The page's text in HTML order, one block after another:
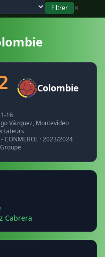
Filtrer
✕
Colombie
16
Vázquez, Montevideo
· 2023/2024
Cabrera